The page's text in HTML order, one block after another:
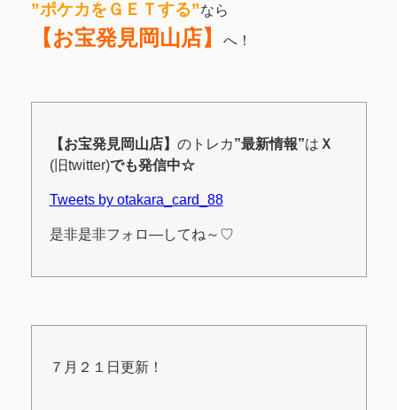
”ポケカをＧＥＴする”なら
【お宝発見岡山店】 へ！
【お宝発見岡山店】 のトレカ”最新情報”は Ｘ
(旧twitter)でも発信中☆
Tweets by otakara_card_88
是非是非フォロ―してね～♡
７月２１日更新！